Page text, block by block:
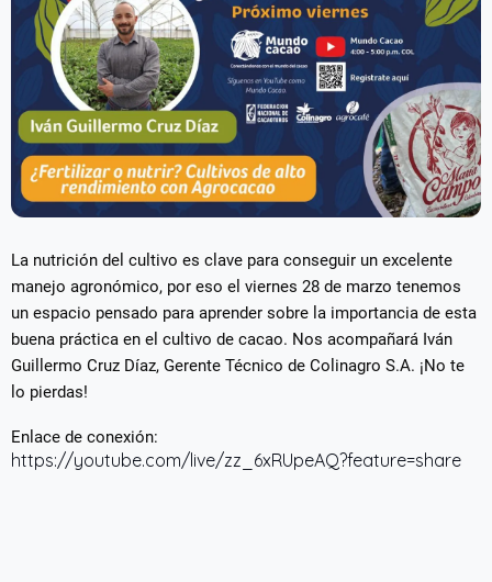
La nutrición del cultivo es clave para conseguir un excelente
manejo agronómico, por eso el viernes 28 de marzo tenemos
un espacio pensado para aprender sobre la importancia de esta
buena práctica en el cultivo de cacao. Nos acompañará Iván
Guillermo Cruz Díaz, Gerente Técnico de Colinagro S.A. ¡No te
lo pierdas!
Enlace de conexión:
https://youtube.com/live/zz_6xRUpeAQ?feature=share